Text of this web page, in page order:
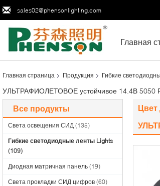
sales02@phensonlighting.com
Главная
Главная страница Продукция Гибкие
УЛЬТРАФИОЛЕТОВОЕ устойчивое 14.4В 5050
Все продукты
Света освещения СИД (135)
Гибкие светодиодные ленты Lights
(109)
Диодная матричная панель (19)
Света прокладки СИД цифров (60)
Цвет